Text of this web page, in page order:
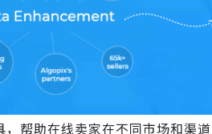
，帮助在线卖家在不同市场和渠